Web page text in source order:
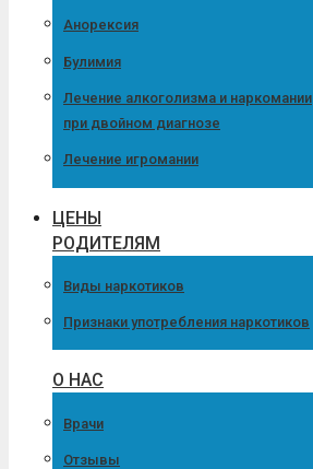
Анорексия
Булимия
Лечение алкоголизма и наркомании
при двойном диагнозе
Лечение игромании
ЦЕНЫ
РОДИТЕЛЯМ
Виды наркотиков
Признаки употребления наркотиков
О НАС
Врачи
Отзывы